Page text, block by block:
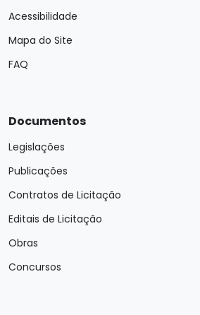
Acessibilidade
Mapa do Site
FAQ
Documentos
Legislações
Publicações
Contratos de Licitação
Editais de Licitação
Obras
Concursos